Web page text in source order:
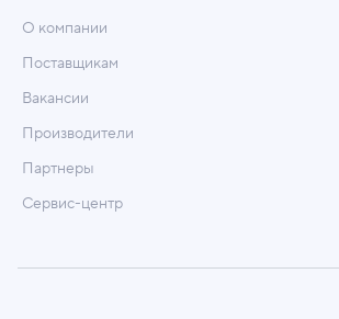
О компании
Поставщикам
Вакансии
Производители
Партнеры
Сервис-центр